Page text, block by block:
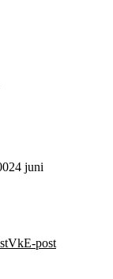
24 juni
VkE-post